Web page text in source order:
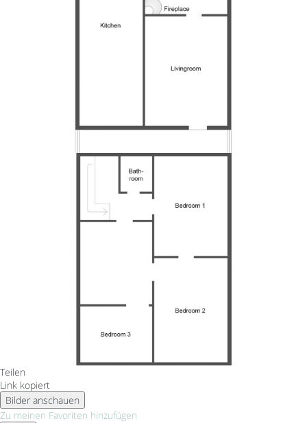
Teilen
Link kopiert
Bilder anschauen
Zu meinen Favoriten hinzufügen